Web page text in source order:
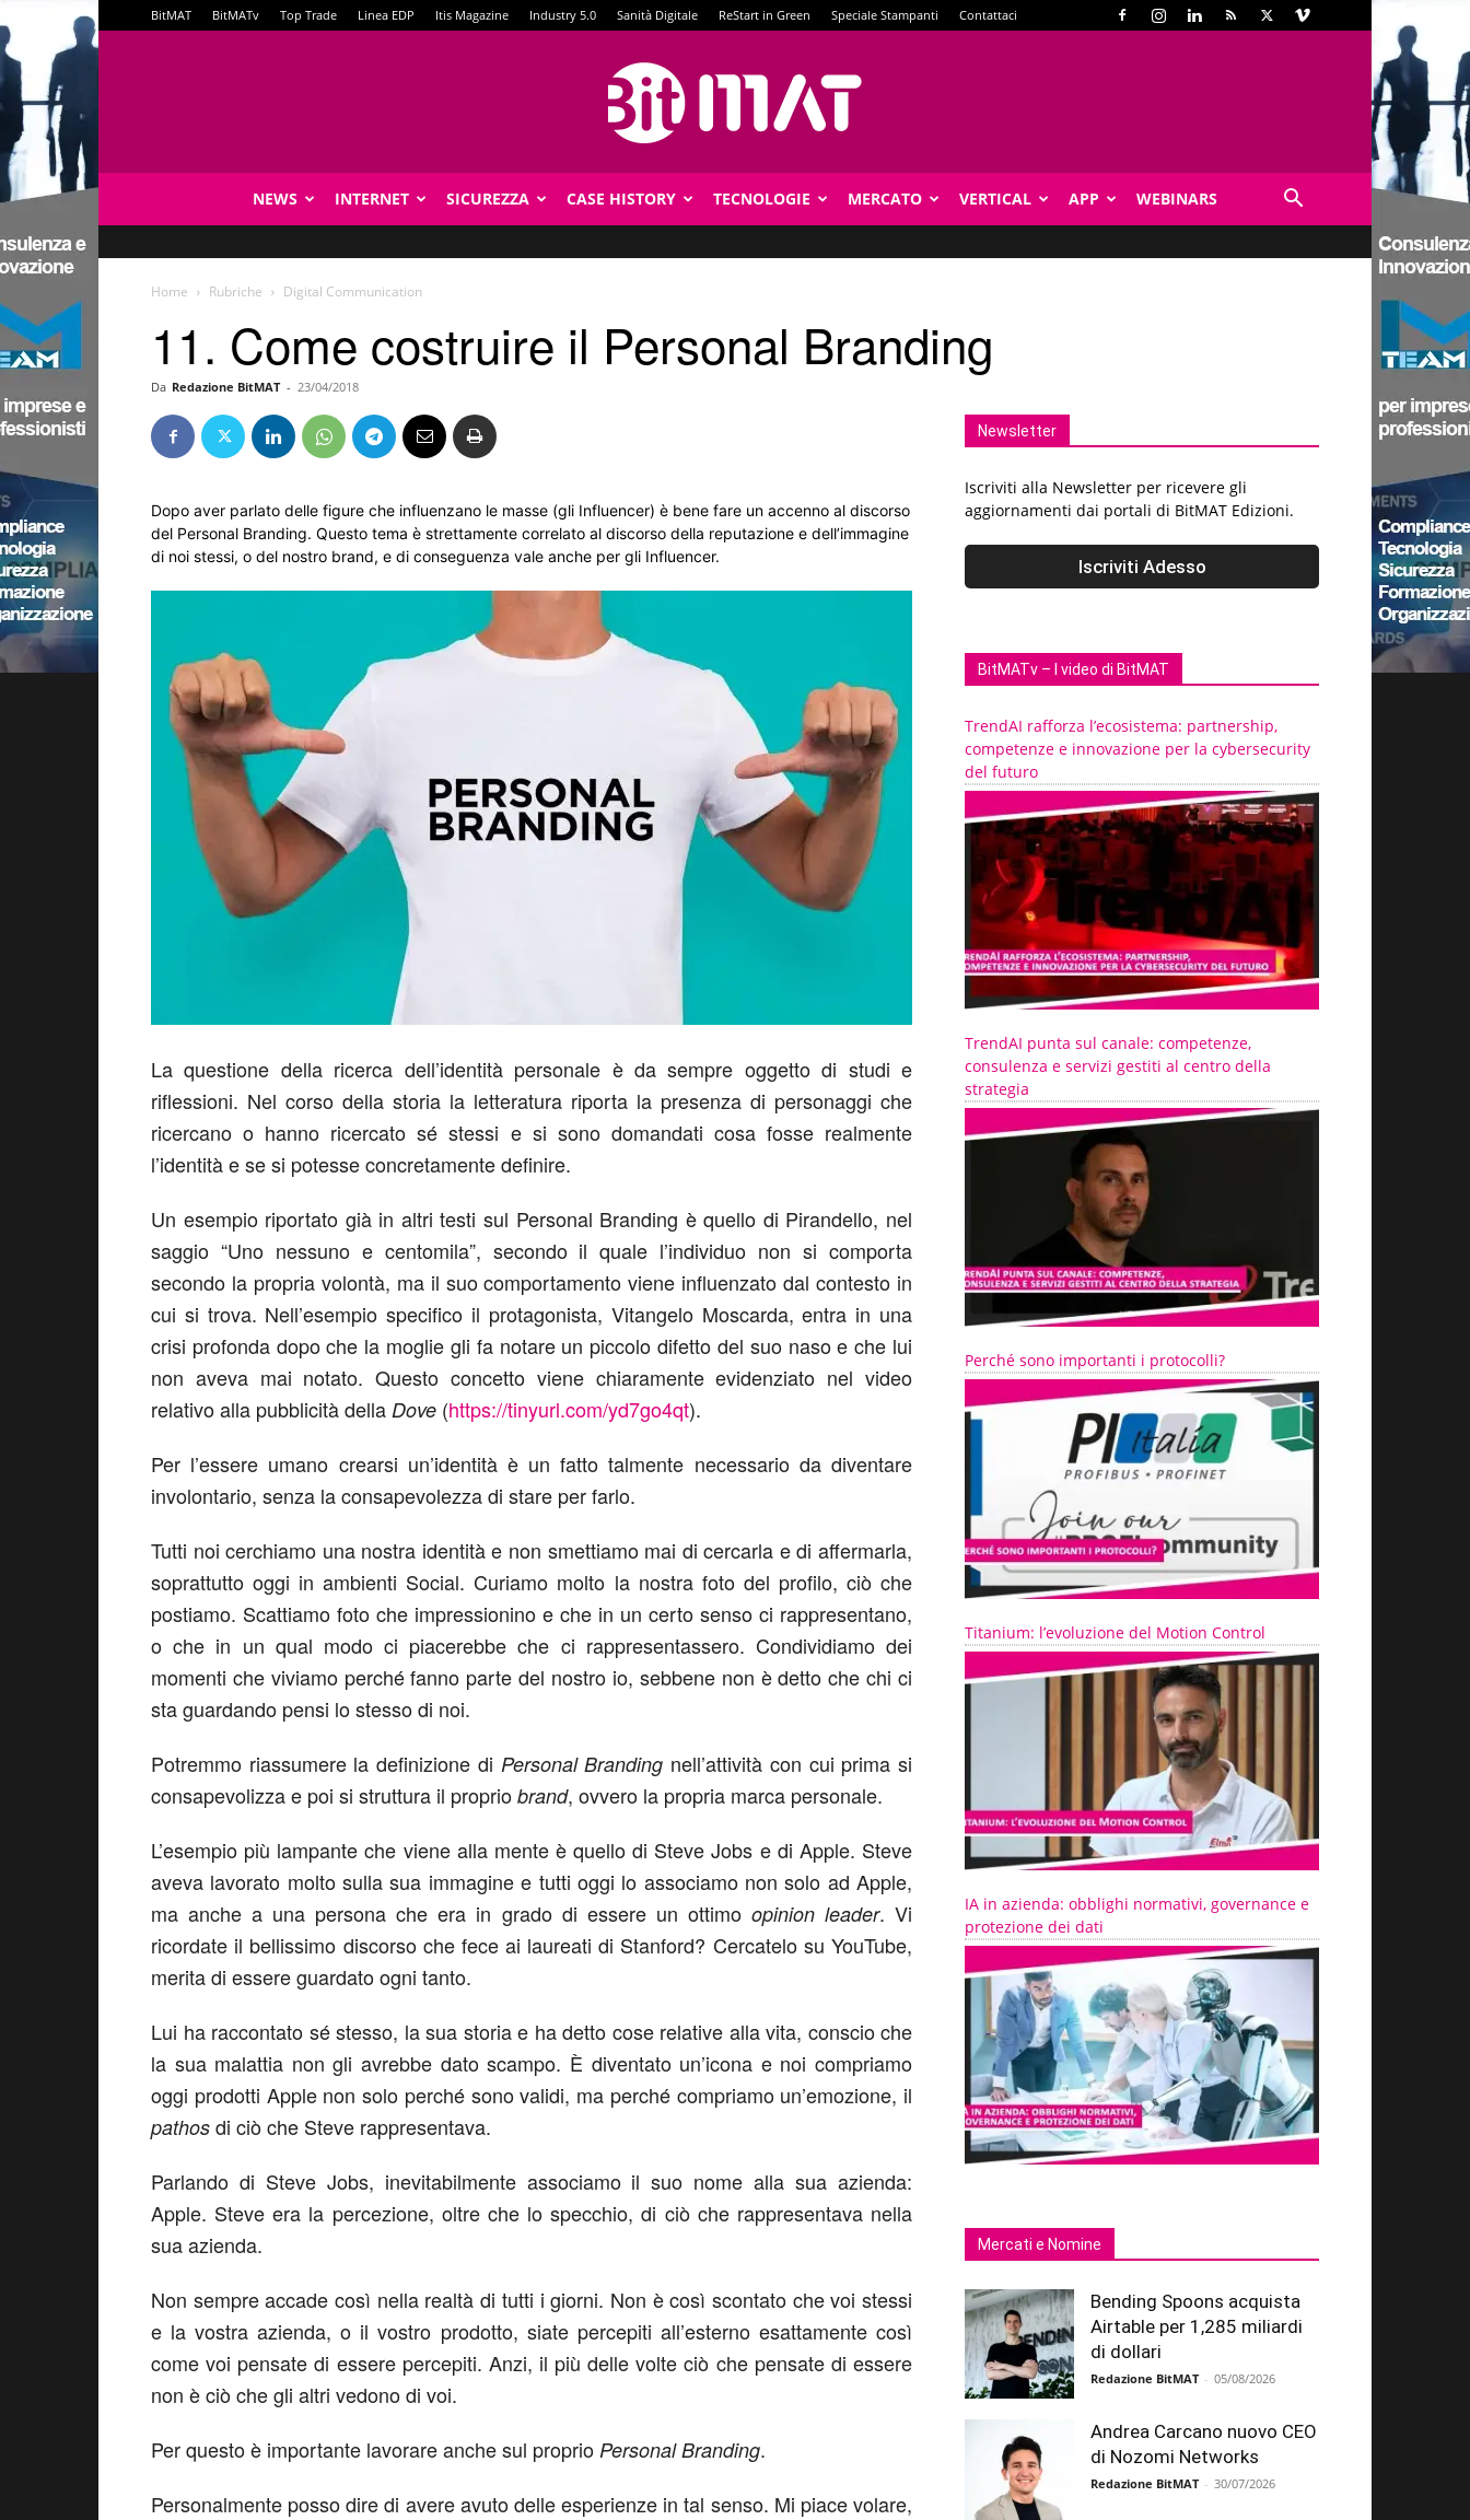
BitMAT BitMATv Top Trade Linea EDP Itis Magazine Industry 5.0 Sanità Digitale ReStart in Green Speciale Stampanti Contattaci
NEWS INTERNET SICUREZZA CASE HISTORY TECNOLOGIE MERCATO VERTICAL APP WEBINARS
Home Rubriche Digital Communication
11. Come costruire il Personal Branding
Da Redazione BitMAT - 23/04/2018
Dopo aver parlato delle figure che influenzano le masse (gli Influencer) è bene fare un accenno al discorso
del Personal Branding. Questo tema è strettamente correlato al discorso della reputazione e dell’immagine
di noi stessi, o del nostro brand, e di conseguenza vale anche per gli Influencer.
La questione della ricerca dell’identità personale è da sempre oggetto di studi e
riflessioni. Nel corso della storia la letteratura riporta la presenza di personaggi che
ricercano o hanno ricercato sé stessi e si sono domandati cosa fosse realmente
l’identità e se si potesse concretamente definire.
Un esempio riportato già in altri testi sul Personal Branding è quello di Pirandello, nel
saggio “Uno nessuno e centomila”, secondo il quale l’individuo non si comporta
secondo la propria volontà, ma il suo comportamento viene influenzato dal contesto in
cui si trova. Nell’esempio specifico il protagonista, Vitangelo Moscarda, entra in una
crisi profonda dopo che la moglie gli fa notare un piccolo difetto del suo naso e che lui
non aveva mai notato. Questo concetto viene chiaramente evidenziato nel video
relativo alla pubblicità della Dove (https://tinyurl.com/yd7go4qt).
Per l’essere umano crearsi un’identità è un fatto talmente necessario da diventare
involontario, senza la consapevolezza di stare per farlo.
Tutti noi cerchiamo una nostra identità e non smettiamo mai di cercarla e di affermarla,
soprattutto oggi in ambienti Social. Curiamo molto la nostra foto del profilo, ciò che
postiamo. Scattiamo foto che impressionino e che in un certo senso ci rappresentano,
o che in un qual modo ci piacerebbe che ci rappresentassero. Condividiamo dei
momenti che viviamo perché fanno parte del nostro io, sebbene non è detto che chi ci
sta guardando pensi lo stesso di noi.
Potremmo riassumere la definizione di Personal Branding nell’attività con cui prima si
consapevolizza e poi si struttura il proprio brand, ovvero la propria marca personale.
L’esempio più lampante che viene alla mente è quello di Steve Jobs e di Apple. Steve
aveva lavorato molto sulla sua immagine e tutti oggi lo associamo non solo ad Apple,
ma anche a una persona che era in grado di essere un ottimo opinion leader. Vi
ricordate il bellissimo discorso che fece ai laureati di Stanford? Cercatelo su YouTube,
merita di essere guardato ogni tanto.
Lui ha raccontato sé stesso, la sua storia e ha detto cose relative alla vita, conscio che
la sua malattia non gli avrebbe dato scampo. È diventato un’icona e noi compriamo
oggi prodotti Apple non solo perché sono validi, ma perché compriamo un’emozione, il
pathos di ciò che Steve rappresentava.
Parlando di Steve Jobs, inevitabilmente associamo il suo nome alla sua azienda:
Apple. Steve era la percezione, oltre che lo specchio, di ciò che rappresentava nella
sua azienda.
Non sempre accade così nella realtà di tutti i giorni. Non è così scontato che voi stessi
e la vostra azienda, o il vostro prodotto, siate percepiti all’esterno esattamente così
come voi pensate di essere percepiti. Anzi, il più delle volte ciò che pensate di essere
non è ciò che gli altri vedono di voi.
Per questo è importante lavorare anche sul proprio Personal Branding.
Personalmente posso dire di avere avuto delle esperienze in tal senso. Mi piace volare,
Newsletter
Iscriviti alla Newsletter per ricevere gli
aggiornamenti dai portali di BitMAT Edizioni.
BitMATv – I video di BitMAT
TrendAI rafforza l’ecosistema: partnership,
competenze e innovazione per la cybersecurity
del futuro
TrendAI punta sul canale: competenze,
consulenza e servizi gestiti al centro della
strategia
Perché sono importanti i protocolli?
Titanium: l’evoluzione del Motion Control
IA in azienda: obblighi normativi, governance e
protezione dei dati
Mercati e Nomine
Bending Spoons acquista
Airtable per 1,285 miliardi
di dollari
Redazione BitMAT - 05/08/2026
Andrea Carcano nuovo CEO
di Nozomi Networks
Redazione BitMAT - 30/07/2026